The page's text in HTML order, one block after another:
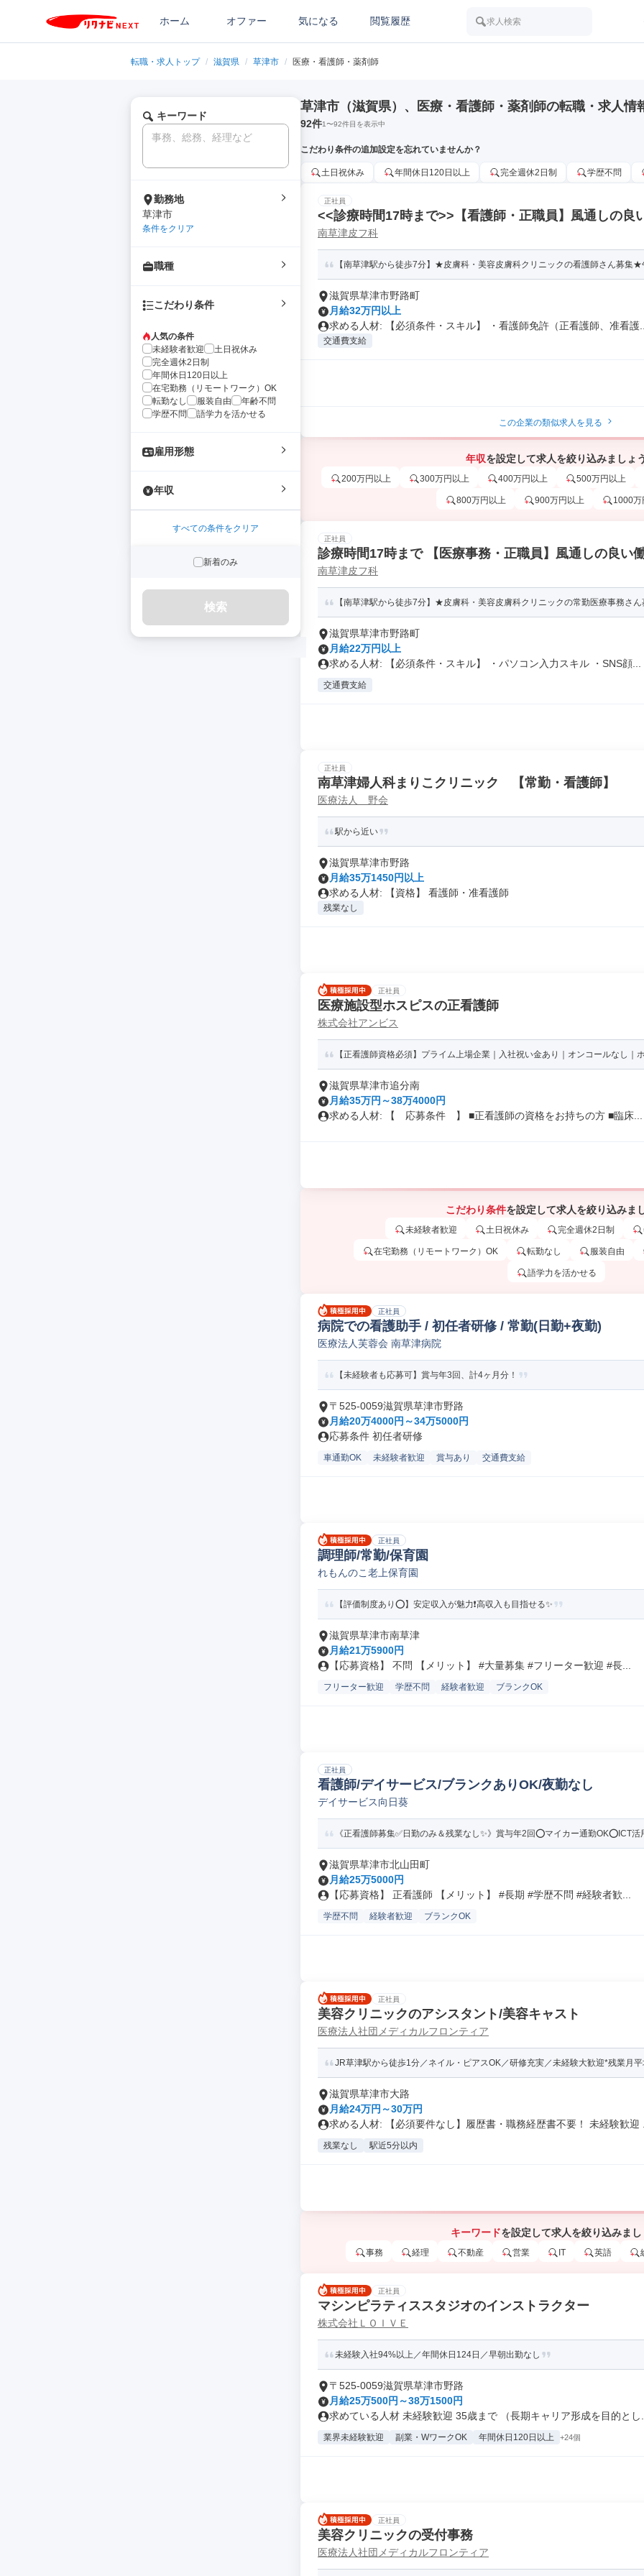
ホーム オファー 気になる 閲覧履歴 求人検索
転職・求人トップ / 滋賀県 / 草津市 / 医療・看護師・薬剤師
キーワード
勤務地
草津市
条件をクリア
職種
こだわり条件
人気の条件
未経験者歓迎
土日祝休み
完全週休2日制
年間休日120日以上
在宅勤務（リモートワーク）OK
転勤なし
服装自由
年齢不問
学歴不問
語学力を活かせる
雇用形態
年収
すべての条件をクリア
新着のみ
検索
草津市（滋賀県）、医療・看護師・薬剤師の転職・求人情
92件1〜92件目を表示中
こだわり条件の追加設定を忘れていませんか？
土日祝休み 年間休日120日以上 完全週休2日制 学歴不問
正社員
<<診療時間17時まで>>【看護師・正職員】風通しの良
科・美容皮膚科クリニックです!子育て世代も多数勤務!
南草津皮フ科
【南草津駅から徒歩7分】★皮膚科・美容皮膚科クリニックの看護師さん募集
滋賀県草津市野路町
月給32万円以上
求める人材: 【必須条件・スキル】 ・看護師免許（正看護師、准看護
交通費支給
この企業の類似求人を見る
年収を設定して求人を絞り込みましょ
200万円以上 300万円以上 400万円以上 500万円以上
800万円以上 900万円以上 1000万
正社員
診療時間17時まで 【医療事務・正職員】風通しの良い
科・美容皮膚科クリニックです 子育て世代も多数勤務!
南草津皮フ科
【南草津駅から徒歩7分】★皮膚科・美容皮膚科クリニックの常勤医療事務さ
滋賀県草津市野路町
月給22万円以上
求める人材: 【必須条件・スキル】 ・パソコン入力スキル ・SNS顔...
交通費支給
正社員
南草津婦人科まりこクリニック 【常勤・看護師】
医療法人＿野会
駅から近い
滋賀県草津市野路
月給35万1450円以上
求める人材: 【資格】 看護師・准看護師
残業なし
正社員
医療施設型ホスピスの正看護師
株式会社アンビス
【正看護師資格必須】プライム上場企業｜入社祝い金あり｜オンコールなし｜
滋賀県草津市追分南
月給35万円～38万4000円
求める人材: 【 応募条件 】 ■正看護師の資格をお持ちの方 ■臨床...
こだわり条件を設定して求人を絞り込みま
未経験者歓迎 土日祝休み 完全週休2日制
在宅勤務（リモートワーク）OK 転勤なし 服装自由
語学力を活かせる
正社員
病院での看護助手 / 初任者研修 / 常勤(日勤+夜勤)
医療法人芙蓉会 南草津病院
【未経験者も応募可】賞与年3回、計4ヶ月分！
〒525-0059滋賀県草津市野路
月給20万4000円～34万5000円
応募条件 初任者研修
車通勤OK 未経験者歓迎 賞与あり 交通費支給
正社員
調理師/常勤/保育園
れもんのこ老上保育園
【評価制度あり⭕️】安定収入が魅力❗️高収入も目指せる✨
滋賀県草津市南草津
月給21万5900円
【応募資格】 不問 【メリット】 #大量募集 #フリーター歓迎 #長...
フリーター歓迎 学歴不問 経験者歓迎 ブランクOK
正社員
看護師/デイサービス/ブランクありOK/夜勤なし
デイサービス向日葵
《正看護師募集✅️日勤のみ＆残業なし✨》賞与年2回⭕マイカー通勤OK⭕ICT活
滋賀県草津市北山田町
月給25万5000円
【応募資格】 正看護師 【メリット】 #長期 #学歴不問 #経験者歓...
学歴不問 経験者歓迎 ブランクOK
正社員
美容クリニックのアシスタント/美容キャスト
医療法人社団メディカルフロンティア
JR草津駅から徒歩1分／ネイル・ピアスOK／研修充実／未経験大歓迎*残業月
滋賀県草津市大路
月給24万円～30万円
求める人材: 【必須要件なし】履歴書・職務経歴書不要！ 未経験歓迎
残業なし 駅近5分以内
キーワードを設定して求人を絞り込みま
事務 経理 不動産 営業 IT 英語
正社員
マシンピラティススタジオのインストラクター
株式会社ＬＯＩＶＥ
未経験入社94%以上／年間休日124日／早朝出勤なし
〒525-0059滋賀県草津市野路
月給25万500円～38万1500円
求めている人材 未経験歓迎 35歳まで （長期キャリア形成を目的とし
業界未経験歓迎 副業・WワークOK 年間休日120日以上 +24個
正社員
美容クリニックの受付事務
医療法人社団メディカルフロンティア